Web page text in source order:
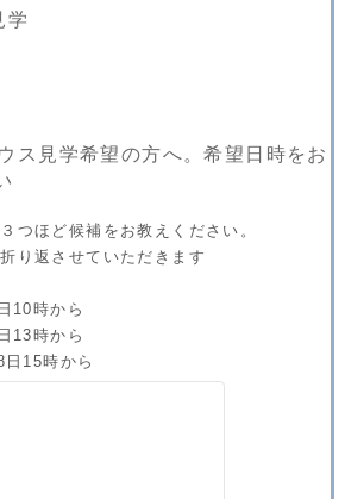
学
ス見学希望の方へ。希望日時をお
つほど候補をお教えください。
り返させていただきます
10時から
13時から
15時から